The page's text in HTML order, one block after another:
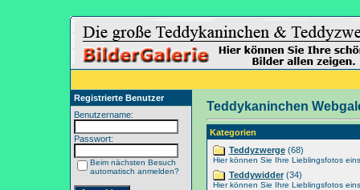
Registrierte Benutzer
Benutzername:
Passwort:
Beim nächsten Besuch
automatisch anmelden?
Teddykaninchen
Kategorien
Teddyzwerge(68)
Hier können Sie Ihre Lieblingsfotos
Teddywidder(34)
Hier können Sie Ihre Lieblingsfotos